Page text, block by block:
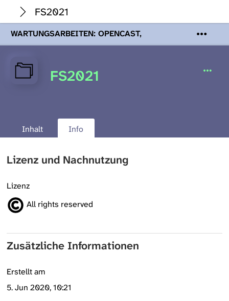
FS2021
WARTUNGSARBEITEN: OPENCAST,
PODCASTS & TOBIRA
Mi 19. August
Wartungsarbeiten an den Opencast-
Servern werden Ihnen Podcasts,
FS2021
Inhalt Info
Lizenz und Nachnutzung
Lizenz
All rights reserved
Zusätzliche Informationen
Erstellt am
5. Jun 2020, 10:21